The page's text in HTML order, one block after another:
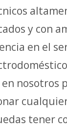
y con
en el
nosotros
tener